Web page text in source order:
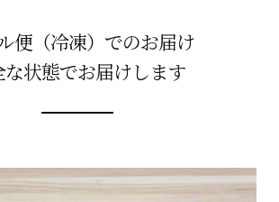
便（冷凍）でのお届け
な状態でお届けします